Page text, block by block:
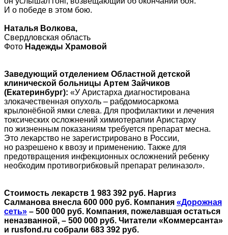
И о победе в этом бою.
Наталья Волкова,
Свердловская область
Фото Надежды Храмовой
Заведующий отделением Областной детской
клинической больницы Артем Зайчиков
(Екатеринбург): «У Аристарха диагностирована
злокачественная опухоль – рабдомиосаркома
крылонёбной ямки слева. Для профилактики и лечения
токсических осложнений химиотерапии Аристарху
по жизненным показаниям требуется препарат месна.
Это лекарство не зарегистрировано в России,
но разрешено к ввозу и применению. Также для
предотвращения инфекционных осложнений ребенку
необходим противогрибковый препарат релиназол».
Стоимость лекарств 1 983 392 руб. Наргиз
Салманова внесла 600 000 руб. Компания «Дорожная
сеть» – 500 000 руб. Компания, пожелавшая остаться
неназванной, – 500 000 руб. Читатели «Коммерсанта»
и rusfond.ru собрали 683 392 руб.